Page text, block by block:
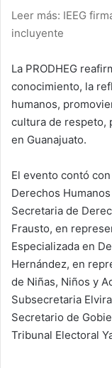
Leer más: IEEG
incluyente
La PRODHEG
conocimiento, la
humanos,
cultura de respeto,
en Guanajuato.
El evento contó
Derechos
Secretaria de
Frausto, en
Especializada en
Hernández, en
de Niñas, Niños y
Subsecretaria
Secretario de
Tribunal Electoral